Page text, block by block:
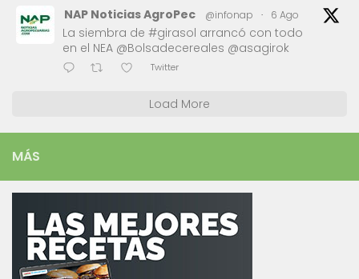
NAP Noticias AgroPec @infonap · 6 Ago
La siembra de #girasol arrancó con todo
en el NEA @Bolsadecereales @asagirok
Twitter
Load More
MÁS